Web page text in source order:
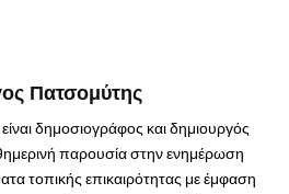
Πατσομύτης
δημοσιογράφος και δημιουργός
παρουσία στην ενημέρωση
τοπικής επικαιρότητας με έμφαση